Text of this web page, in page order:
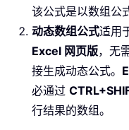
该公式是以数组公
动态数组公式适用
Excel 网页版，无
接生成动态公式。
必通过
行结果的数组。